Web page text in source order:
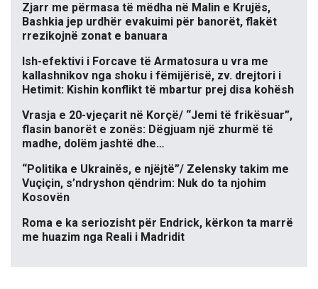
Zjarr me përmasa të mëdha në Malin e Krujës,
Bashkia jep urdhër evakuimi për banorët, flakët
rrezikojnë zonat e banuara
Ish-efektivi i Forcave të Armatosura u vra me
kallashnikov nga shoku i fëmijërisë, zv. drejtori i
Hetimit: Kishin konflikt të mbartur prej disa kohësh
Vrasja e 20-vjeçarit në Korçë/ “Jemi të frikësuar”,
flasin banorët e zonës: Dëgjuam një zhurmë të
madhe, dolëm jashtë dhe…
“Politika e Ukrainës, e njëjtë”/ Zelensky takim me
Vuçiçin, s’ndryshon qëndrim: Nuk do ta njohim
Kosovën
Roma e ka seriozisht për Endrick, kërkon ta marrë
me huazim nga Reali i Madridit